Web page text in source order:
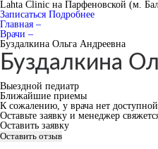
Lahta Clinic на Парфеновской (м.
Записаться Подробнее
Главная –
Врачи –
Буздалкина Ольга Андреевна
Буздалкина
Выездной педиатр
Ближайшие приемы
К сожалению, у врача нет
Оставьте заявку и менеджер
Оставить заявку
Оставить отзыв